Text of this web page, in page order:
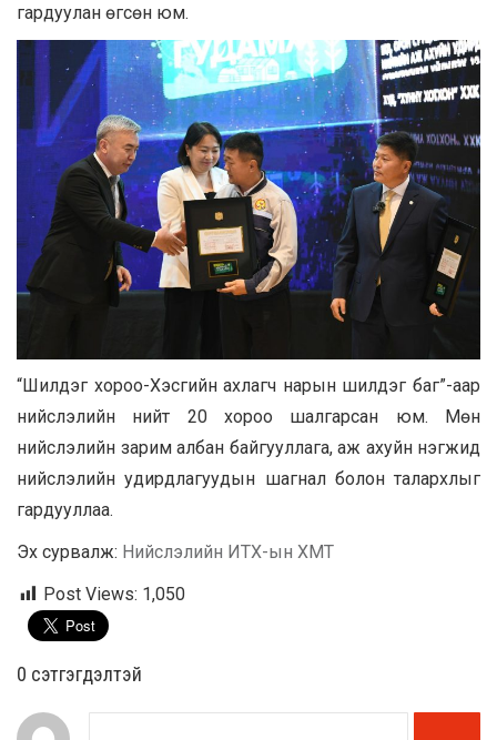
гардуулан өгсөн юм.
“Шилдэг хороо-Хэсгийн ахлагч нарын шилдэг баг”-аар
нийслэлийн нийт 20 хороо шалгарсан юм. Мөн
нийслэлийн зарим албан байгууллага, аж ахуйн нэгжид
нийслэлийн удирдлагуудын шагнал болон талархлыг
гардууллаа.
Эх сурвалж: Нийслэлийн ИТХ-ын ХМТ
Post Views: 1,050
0 cэтгэгдэлтэй